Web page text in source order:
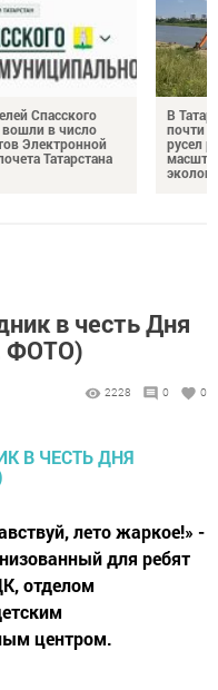
Спасского
вошли в число
Электронной
Татарстана
В
почти
русел
в честь Дня
ФОТО)
2228 0 0
лето жаркое!» -
для ребят
отделом
центром.